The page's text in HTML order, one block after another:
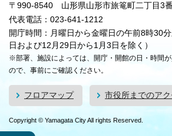
〒990-8540 山形県山形市旅篭町二丁目3
代表電話：023-641-1212
開庁時間：月曜日から金曜日の午前8時30
日および12月29日から1月3日を除く）
※部署、施設によっては、開庁・開館の日・時間
ので、事前にご確認ください。
フロアマップ 市役所までのアク
Copyright © Yamagata City All rights Reserved.